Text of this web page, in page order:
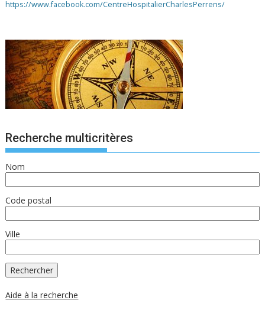
https://www.facebook.com/CentreHospitalierCharlesPerrens/
Recherche multicritères
Nom
Code postal
Ville
Aide à la recherche